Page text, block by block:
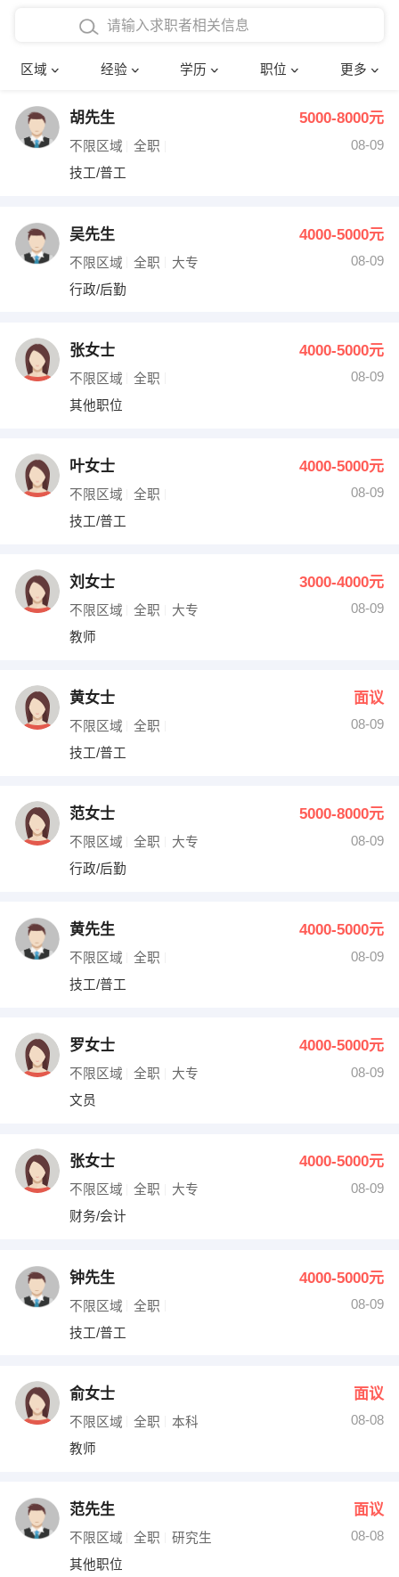
区域 经验 学历 职位 更多
在校学生工作经验
四年以上工作经验
五年以上工作经验
博士
文员 护士
财务会计
网络IT
收银员
水电/机修
编辑 法律
其他职位
确定
胡先生 5000-8000元
不限区域 全职
08-09
技工/普工
吴先生 4000-5000元
不限区域 全职 大专
08-09
行政/后勤
张女士 4000-5000元
不限区域 全职
08-09
其他职位
叶女士 4000-5000元
不限区域 全职
08-09
技工/普工
刘女士 3000-4000元
不限区域 全职 大专
08-09
教师
黄女士 面议
不限区域 全职
08-09
技工/普工
范女士 5000-8000元
不限区域 全职 大专
08-09
行政/后勤
黄先生 4000-5000元
不限区域 全职
08-09
技工/普工
罗女士 4000-5000元
不限区域 全职 大专
08-09
文员
张女士 4000-5000元
不限区域 全职 大专
08-09
财务/会计
钟先生 4000-5000元
不限区域 全职
08-09
技工/普工
俞女士 面议
不限区域 全职 本科
08-08
教师
范先生 面议
不限区域 全职 研究生
08-08
其他职位